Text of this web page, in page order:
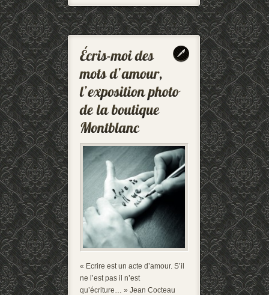
« Ecrire est un acte d’amour. S’il
ne l’est pas il n’est
qu’écriture… » Jean Cocteau